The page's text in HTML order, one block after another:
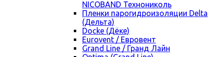
NICOBAND Технониколь
Пленки парогидроизоляции Delta
(Дельта)
Docke (Дёке)
Eurovent / Евровент
Grand Line / Гранд Лайн